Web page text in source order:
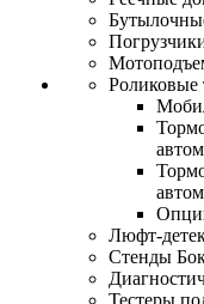
Роликовые
Люфт-
Стенды